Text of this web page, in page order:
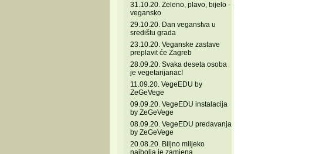
31.10.20. Zeleno, plavo, bijelo -
vegansko
29.10.20. Dan veganstva u
središtu grada
23.10.20. Veganske zastave
preplavit će Zagreb
28.09.20. Svaka deseta osoba
je vegetarijanac!
11.09.20. VegeEDU by
ZeGeVege
09.09.20. VegeEDU instalacija
by ZeGeVege
08.09.20. VegeEDU predavanja
by ZeGeVege
20.08.20. Biljno mlijeko
najbolja je zamjena